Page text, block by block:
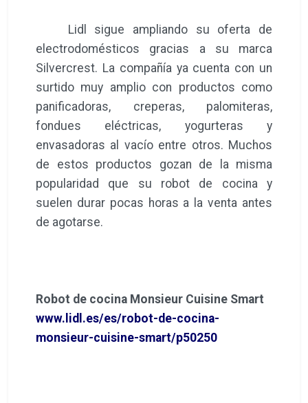
Lidl sigue ampliando su oferta de
electrodomésticos gracias a su marca
Silvercrest. La compañía ya cuenta con un
surtido muy amplio con productos como
panificadoras, creperas, palomiteras,
fondues eléctricas, yogurteras y
envasadoras al vacío entre otros. Muchos
de estos productos gozan de la misma
popularidad que su robot de cocina y
suelen durar pocas horas a la venta antes
de agotarse.
Robot de cocina Monsieur Cuisine Smart
www.lidl.es/es/robot-de-cocina-
monsieur-cuisine-smart/p50250